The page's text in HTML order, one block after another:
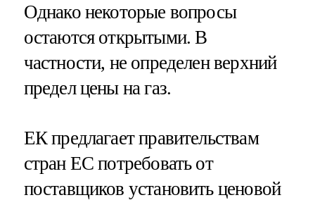
Однако некоторые вопросы
остаются открытыми. В
частности, не определен верхний
предел цены на газ.
ЕК предлагает правительствам
стран ЕС потребовать от
поставщиков установить ценовой